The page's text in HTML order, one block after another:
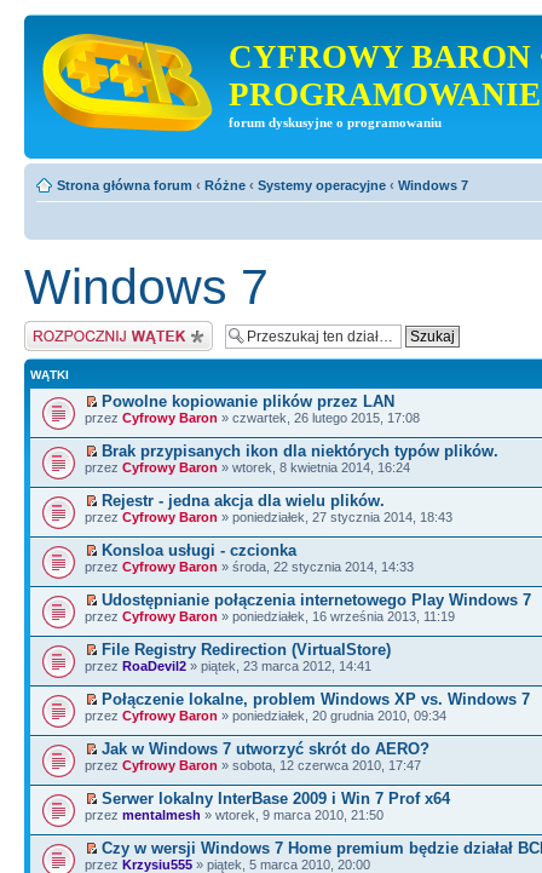
CYFROWY BARON
PROGRAMOWANIE
forum dyskusyjne o programowaniu
Strona główna forum ‹ Różne ‹ Systemy operacyjne ‹ Windows 7
Windows 7
Napisz wątek
WĄTKI
Powolne kopiowanie plików przez LAN
przez Cyfrowy Baron » czwartek, 26 lutego 2015, 17:08
Brak przypisanych ikon dla niektórych typów plików.
przez Cyfrowy Baron » wtorek, 8 kwietnia 2014, 16:24
Rejestr - jedna akcja dla wielu plików.
przez Cyfrowy Baron » poniedziałek, 27 stycznia 2014, 18:43
Konsloa usługi - czcionka
przez Cyfrowy Baron » środa, 22 stycznia 2014, 14:33
Udostępnianie połączenia internetowego Play Windows 7
przez Cyfrowy Baron » poniedziałek, 16 września 2013, 11:19
File Registry Redirection (VirtualStore)
przez RoaDevil2 » piątek, 23 marca 2012, 14:41
Połączenie lokalne, problem Windows XP vs. Windows 7
przez Cyfrowy Baron » poniedziałek, 20 grudnia 2010, 09:34
Jak w Windows 7 utworzyć skrót do AERO?
przez Cyfrowy Baron » sobota, 12 czerwca 2010, 17:47
Serwer lokalny InterBase 2009 i Win 7 Prof x64
przez mentalmesh » wtorek, 9 marca 2010, 21:50
Czy w wersji Windows 7 Home premium będzie działał
przez Krzysiu555 » piątek, 5 marca 2010, 20:00